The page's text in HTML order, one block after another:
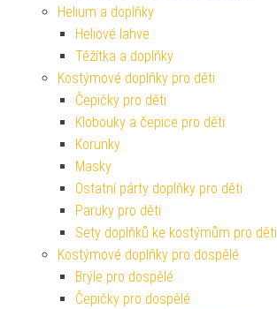
Helium a doplňky
Heliové lahve
Těžítka a doplňky
Kostýmové doplňky pro děti
Čepičky pro děti
Klobouky a čepice pro děti
Korunky
Masky
Ostatní párty doplňky pro děti
Paruky pro děti
Sety doplňků ke kostýmům pro děti
Kostýmové doplňky pro dospělé
Brýle pro dospělé
Čepičky pro dospělé